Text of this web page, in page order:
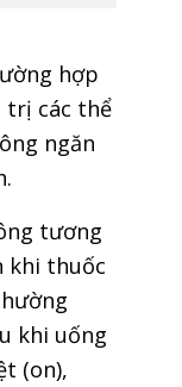
hợp
trị các thể
ngăn
tương
khi thuốc
khi uống
(on),